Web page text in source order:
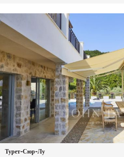
Турет-Сюр-Лу